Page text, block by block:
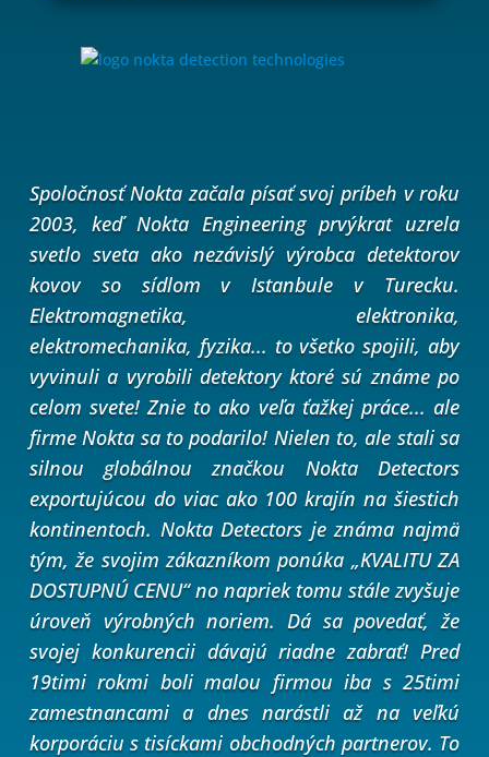
Spoločnosť Nokta začala písať svoj príbeh v roku
2003, keď Nokta Engineering prvýkrat uzrela
svetlo sveta ako nezávislý výrobca detektorov
kovov so sídlom v Istanbule v Turecku.
Elektromagnetika, elektronika,
elektromechanika, fyzika... to všetko spojili, aby
vyvinuli a vyrobili detektory ktoré sú známe po
celom svete! Znie to ako veľa ťažkej práce... ale
firme Nokta sa to podarilo! Nielen to, ale stali sa
silnou globálnou značkou Nokta Detectors
exportujúcou do viac ako 100 krajín na šiestich
kontinentoch. Nokta Detectors je známa najmä
tým, že svojim zákazníkom ponúka „KVALITU ZA
DOSTUPNÚ CENU“ no napriek tomu stále zvyšuje
úroveň výrobných noriem. Dá sa povedať, že
svojej konkurencii dávajú riadne zabrať! Pred
19timi rokmi boli malou firmou iba s 25timi
zamestnancami a dnes narástli až na veľkú
korporáciu s tisíckami obchodných partnerov. To